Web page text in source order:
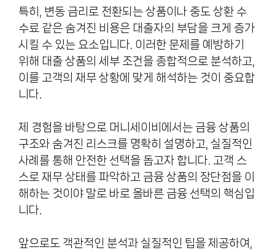
특히, 변동 금리로 전환되는 상품이나 중도 상환 수
수료 같은 숨겨진 비용은 대출자의 부담을 크게 증가
시킬 수 있는 요소입니다. 이러한 문제를 예방하기
위해 대출 상품의 세부 조건을 종합적으로 분석하고,
이를 고객의 재무 상황에 맞게 해석하는 것이 중요합
니다.
제 경험을 바탕으로 머니세이비에서는 금융 상품의
구조와 숨겨진 리스크를 명확히 설명하고, 실질적인
사례를 통해 안전한 선택을 돕고자 합니다. 고객 스
스로 재무 상태를 파악하고 금융 상품의 장단점을 이
해하는 것이야 말로 바로 올바른 금융 선택의 핵심입
니다.
앞으로도 객관적인 분석과 실질적인 팁을 제공하여,